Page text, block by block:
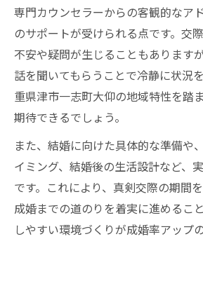
専門カウンセラーからの客観的なア
のサポートが受けられる点です。交
不安や疑問が生じることもあります
話を聞いてもらうことで冷静に状況
重県津市一志町大仰の地域特性を踏
期待できるでしょう。
また、結婚に向けた具体的な準備や
イミング、結婚後の生活設計など、
です。これにより、真剣交際の期間
成婚までの道のりを着実に進めるこ
しやすい環境づくりが成婚率アップ